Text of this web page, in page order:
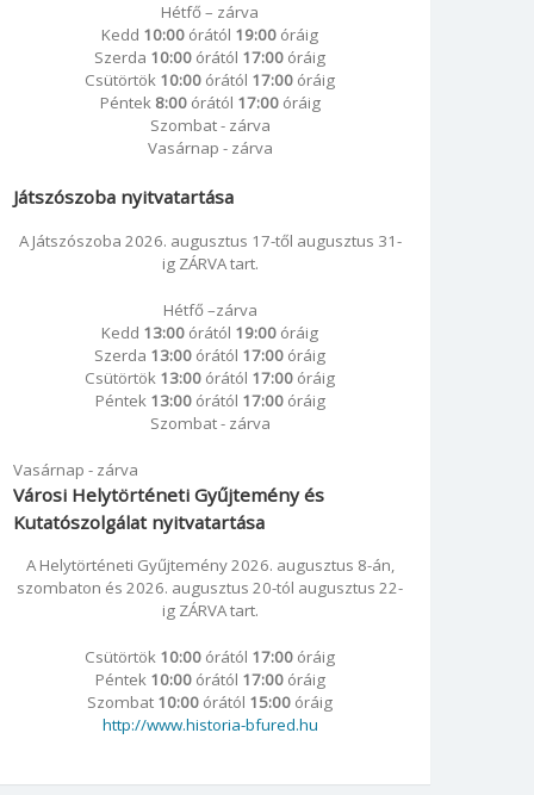
Hétfő – zárva
Kedd 10:00 órától 19:00 óráig
Szerda 10:00 órától 17:00 óráig
Csütörtök 10:00 órától 17:00 óráig
Péntek 8:00órától 17:00óráig
Szombat - zárva
Vasárnap - zárva
Játszószoba nyitvatartása
A Játszószoba 2026. augusztus 17-től augusztus 31-
ig ZÁRVA tart.
Hétfő –zárva
Kedd 13:00 órától 19:00 óráig
Szerda 13:00 órától 17:00 óráig
Csütörtök 13:00 órától 17:00 óráig
Péntek 13:00órától 17:00óráig
Szombat - zárva
Vasárnap - zárva
Városi Helytörténeti Gyűjtemény és
Kutatószolgálat nyitvatartása
A Helytörténeti Gyűjtemény 2026. augusztus 8-án,
szombaton és 2026. augusztus 20-tól augusztus 22-
ig ZÁRVA tart.
Csütörtök 10:00 órától 17:00 óráig
Péntek 10:00órától 17:00óráig
Szombat 10:00 órától 15:00 óráig
http://www.historia-bfured.hu